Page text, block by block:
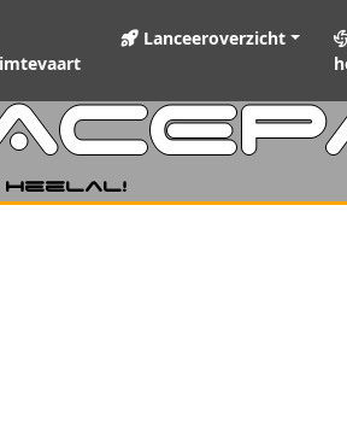
Lanceeroverzicht
heelal!